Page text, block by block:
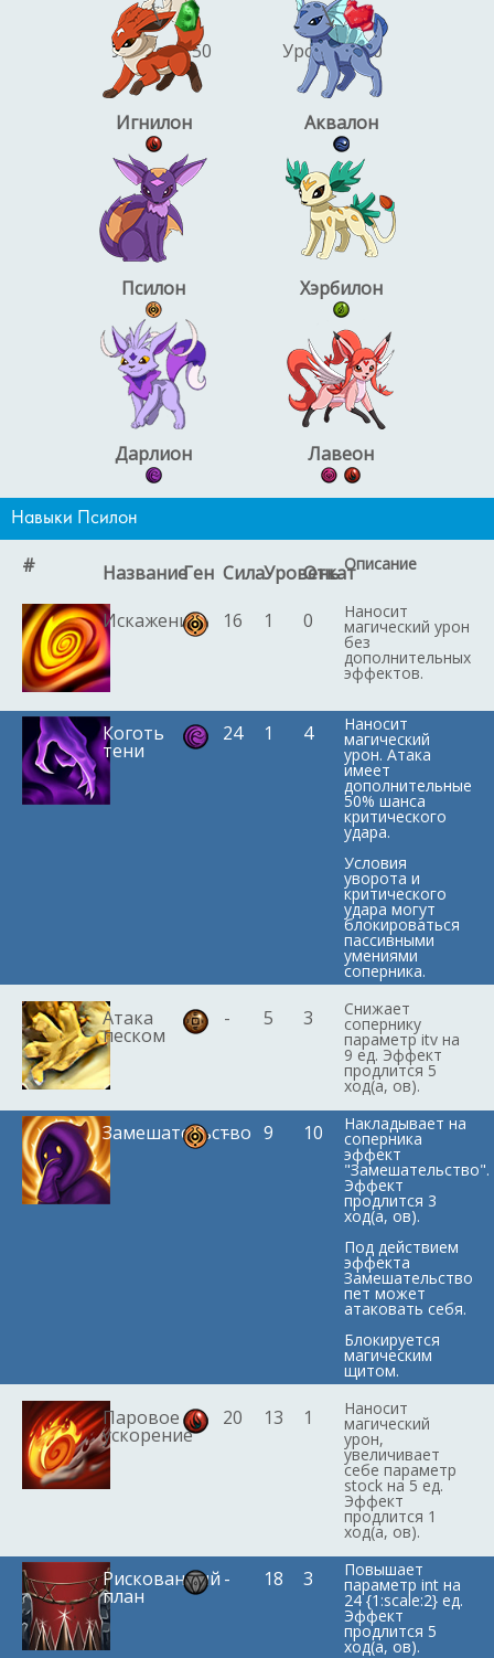
→
Уровень 50
→
Уровень 50
Игнилон Аквалон
Псилон Хэрбилон
Дарлион Лавеон
Навыки Псилон
# НазваниеГен СилаУровень
ОткатОписание
Искажение 16 1 0 Наносит
магический урон
без
дополнительных
эффектов.
Коготь
тени
24 1 4 Наносит
магический
урон. Атака
имеет
дополнительные
50% шанса
критического
удара.
Условия
уворота и
критического
удара могут
блокироваться
пассивными
умениями
соперника.
Атака
песком
- 5 3 Снижает
сопернику
параметр itv на
9 ед. Эффект
продлится 5
ход(а, ов).
Замешательство
- 9 10 Накладывает на
соперника
эффект
"Замешательство".
Эффект
продлится 3
ход(а, ов).
Под действием
эффекта
Замешательство
пет может
атаковать себя.
Блокируется
магическим
щитом.
Паровое
ускорение
20 13 1 Наносит
магический
урон,
увеличивает
себе параметр
stock на 5 ед.
Эффект
продлится 1
ход(а, ов).
Рискованный
план
- 18 3 Повышает
параметр int на
24 {1:scale:2} ед.
Эффект
продлится 5
ход(а, ов).